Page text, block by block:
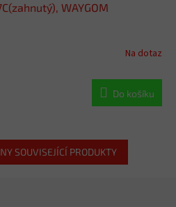
WAYGOM
Na dotaz
Do košíku
SOUVISEJÍCÍ PRODUKTY